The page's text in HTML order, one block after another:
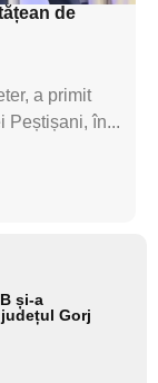
de
a primit
Peștișani, în...
și-a
Gorj